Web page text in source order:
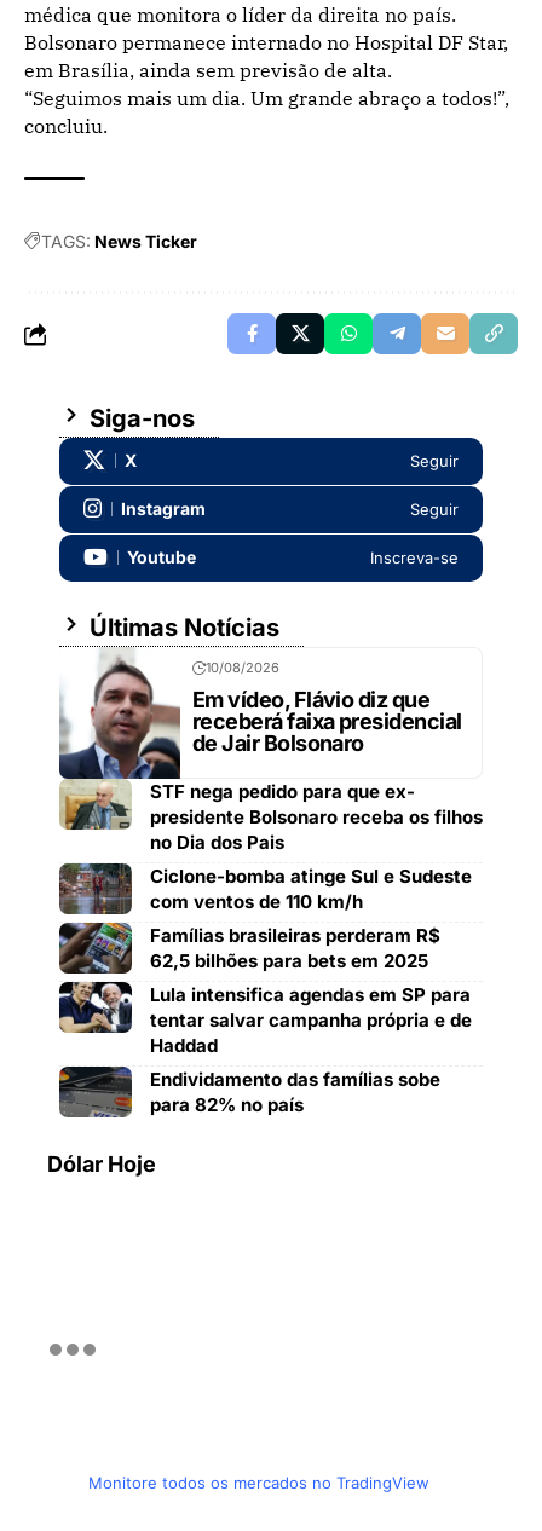
médica que monitora o líder da direita no país.
Bolsonaro permanece internado no Hospital DF Star,
em Brasília, ainda sem previsão de alta.
“Seguimos mais um dia. Um grande abraço a todos!”,
concluiu.
TAGS: News Ticker
Siga-nos
X Seguir
Instagram Seguir
Youtube Inscreva-se
Últimas Notícias
10/08/2026
Em vídeo, Flávio diz que
receberá faixa presidencial
de Jair Bolsonaro
STF nega pedido para que ex-
presidente Bolsonaro receba os filhos
no Dia dos Pais
Ciclone-bomba atinge Sul e Sudeste
com ventos de 110 km/h
Famílias brasileiras perderam R$
62,5 bilhões para bets em 2025
Lula intensifica agendas em SP para
tentar salvar campanha própria e de
Haddad
Endividamento das famílias sobe
para 82% no país
Dólar Hoje
Monitore todos os mercados no TradingView